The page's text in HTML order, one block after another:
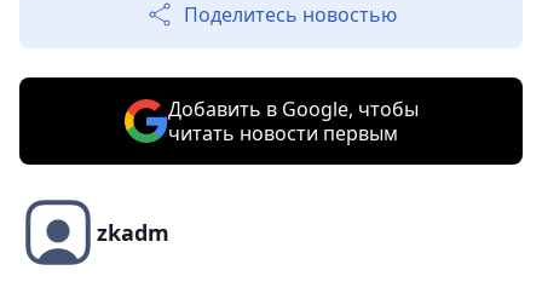
Поделитесь новостью
Добавить в Google, чтобы
читать новости первым
zkadm